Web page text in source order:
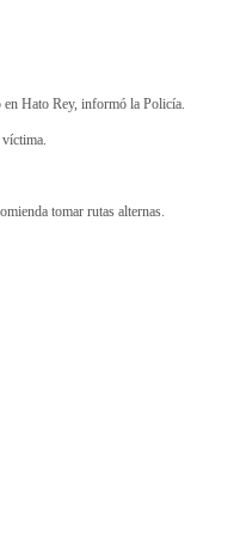
Hato Rey, informó la Policía.
tomar rutas alternas.